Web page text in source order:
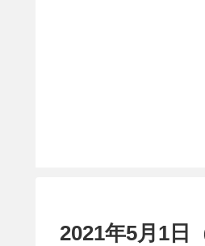
2021年5月1日